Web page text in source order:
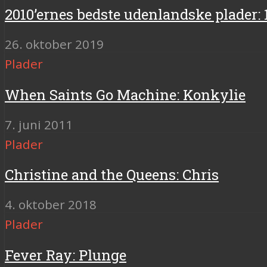
2010’ernes bedste udenlandske plader:
26. oktober 2019
Plader
When Saints Go Machine: Konkylie
7. juni 2011
Plader
Christine and the Queens: Chris
4. oktober 2018
Plader
Fever Ray: Plunge